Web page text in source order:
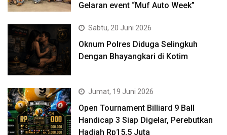
Gelaran event “Muf Auto Week”
Sabtu, 20 Juni 2026
Oknum Polres Diduga Selingkuh
Dengan Bhayangkari di Kotim
Jumat, 19 Juni 2026
Open Tournament Billiard 9 Ball
Handicap 3 Siap Digelar, Perebutkan
Hadiah Rp15,5 Juta